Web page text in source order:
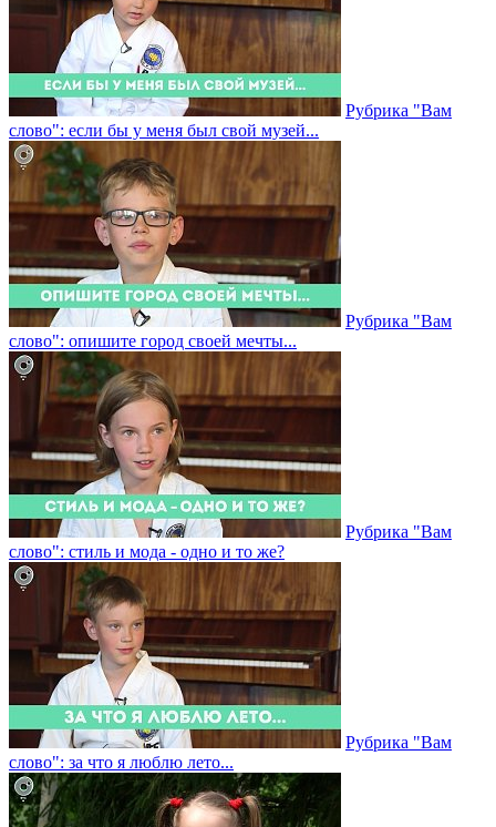
Рубрика "Вам
слово": если бы у меня был свой музей...
Рубрика "Вам
слово": опишите город своей мечты...
Рубрика "Вам
слово": стиль и мода - одно и то же?
Рубрика "Вам
слово": за что я люблю лето...